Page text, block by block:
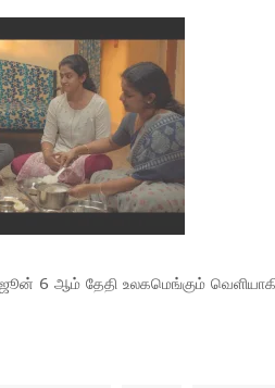
ஜூன் 6 ஆம் தேதி உலகமெங்கும்